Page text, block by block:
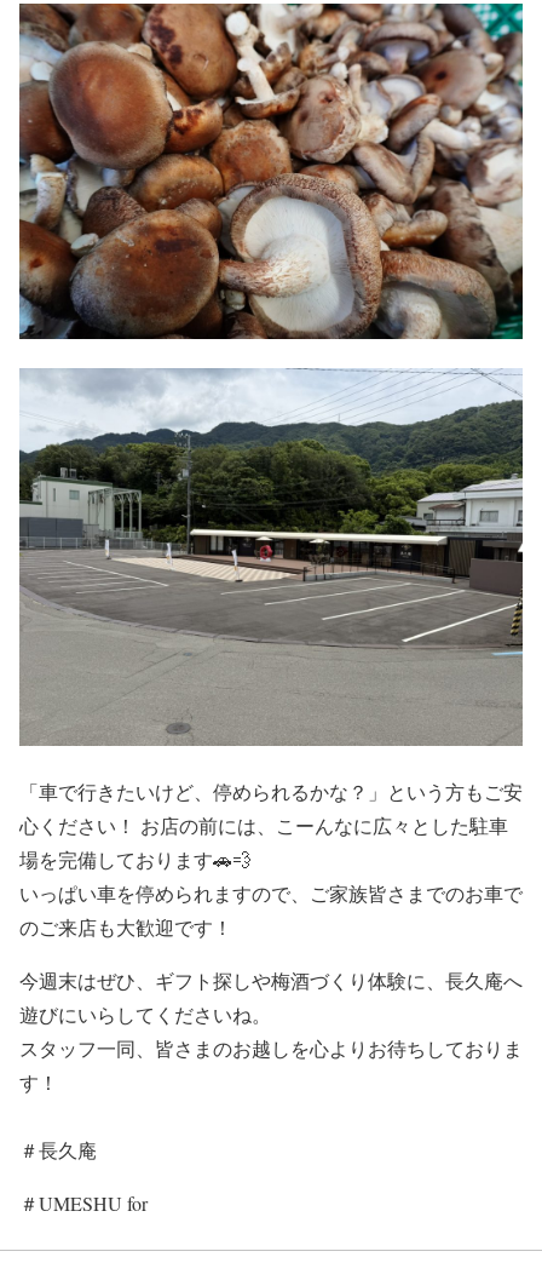
「車で行きたいけど、停められるかな？」という方もご安
心ください！ お店の前には、こーんなに広々とした駐車
場を完備しております🚗💨
いっぱい車を停められますので、ご家族皆さまでのお車で
のご来店も大歓迎です！
今週末はぜひ、ギフト探しや梅酒づくり体験に、長久庵へ
遊びにいらしてくださいね。
スタッフ一同、皆さまのお越しを心よりお待ちしておりま
す！
＃長久庵
＃UMESHU for